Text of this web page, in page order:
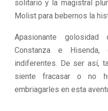
solitario y la magistral
Molist para bebernos la
Apasionante golosidad
Constanza e
indiferentes. De ser así,
siente fracasar o no
embriagarles en esta